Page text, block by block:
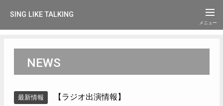
SING LIKE TALKING
NEWS
最新情報 【ラジオ出演情報】